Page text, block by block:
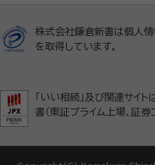
株式会社鎌倉新書は個人情
を取得しています。
「いい相続」及び関連サイ
書（東証プライム上場、証